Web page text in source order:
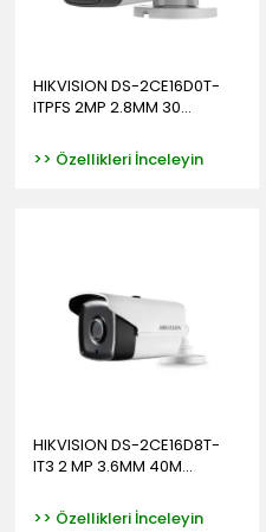
HIKVISION DS-2CE16D0T-
ITPFS 2MP 2.8MM 30...
>> Özellikleri İnceleyin
HIKVISION DS-2CE16D8T-
IT3 2 MP 3.6MM 40M...
>> Özellikleri İnceleyin